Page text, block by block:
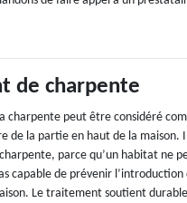
de charpente
charpente peut être considéré
de la partie en haut de la
parce qu’un habitat ne
capable de prévenir
Le traitement soutient